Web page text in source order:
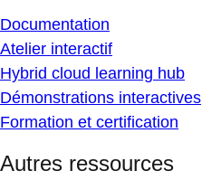
Documentation
Atelier interactif
Hybrid cloud learning hub
Démonstrations interactives
Formation et certification
Autres ressources